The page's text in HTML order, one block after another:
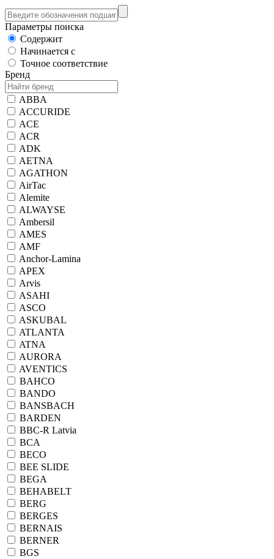
Параметры поиска
Содержит
Начинается с
Точное соответствие
Бренд
ABBA
ACCURIDE
ACE
ACR
ADK
AETNA
AGATHON
AirTac
Alemite
ALWAYSE
Ambersil
AMES
AMF
Anchor-Lamina
APEX
Arvis
ASAHI
ASCO
ASKUBAL
ATLANTA
ATNA
AURORA
AVENTICS
BAHCO
BANDO
BANSBACH
BARDEN
BBC-R Latvia
BCA
BECO
BEE SLIDE
BEGA
BEHABELT
BERG
BERGES
BERNAIS
BERNER
BGS